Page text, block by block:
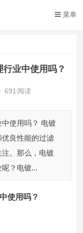
菜单
业中使用吗？
691 阅读
使用吗？ 电镀
良性能的过滤
。那么，电镀
？电镀...
使用吗？